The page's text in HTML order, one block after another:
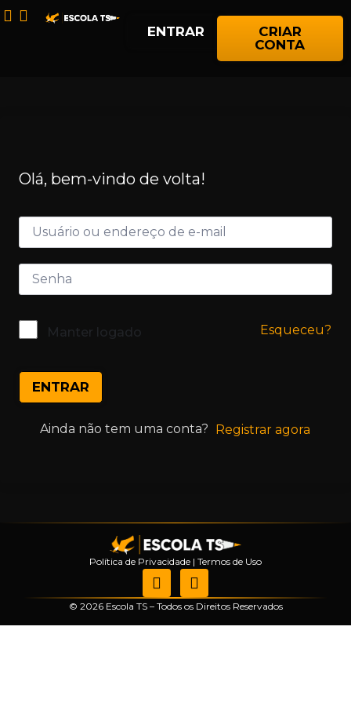
ENTRAR
CRIAR
CONTA
Olá, bem-vindo de volta!
Manter logado Esqueceu?
ENTRAR
Ainda não tem uma conta? Registrar agora
Política de Privacidade | Termos de Uso
© 2026 Escola TS – Todos os Direitos Reservados